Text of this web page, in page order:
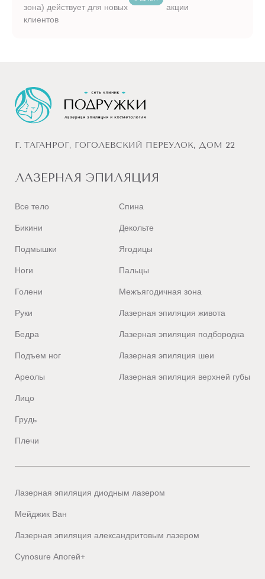
зона) действует для новых
клиентов
акции
Г. ТАГАНРОГ, ГОГОЛЕВСКИЙ ПЕРЕУЛОК, ДОМ 22
ЛАЗЕРНАЯ ЭПИЛЯЦИЯ
Все тело
Бикини
Подмышки
Ноги
Голени
Руки
Бедра
Подъем ног
Ареолы
Лицо
Грудь
Плечи
Спина
Декольте
Ягодицы
Пальцы
Межъягодичная зона
Лазерная эпиляция живота
Лазерная эпиляция подбородка
Лазерная эпиляция шеи
Лазерная эпиляция верхней губы
Лазерная эпиляция диодным лазером
Мейджик Ван
Лазерная эпиляция александритовым лазером
Cynosure Апогей+